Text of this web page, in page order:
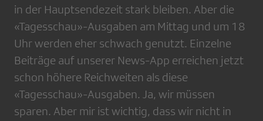
in der Hauptsendezeit stark bleiben. Aber die
«Tagesschau»-Ausgaben am Mittag und um 18
Uhr werden eher schwach genutzt. Einzelne
Beiträge auf unserer News-App erreichen jetzt
schon höhere Reichweiten als diese
«Tagesschau»-Ausgaben. Ja, wir müssen
sparen. Aber mir ist wichtig, dass wir nicht in